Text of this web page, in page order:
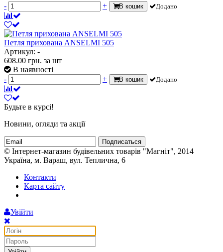
-
+ В кошик Додано
Петля прихована ANSELMI 505
Артикул: -
608.00 грн. за шт
В наявності
-
+ В кошик Додано
Будьте в курсі!
Новини, огляди та акції
Подписаться
© Інтернет-магазин будівельних товарів "Магніт", 2014
Україна, м. Вараш, вул. Теплична, 6
Контакти
Карта сайту
Увійти